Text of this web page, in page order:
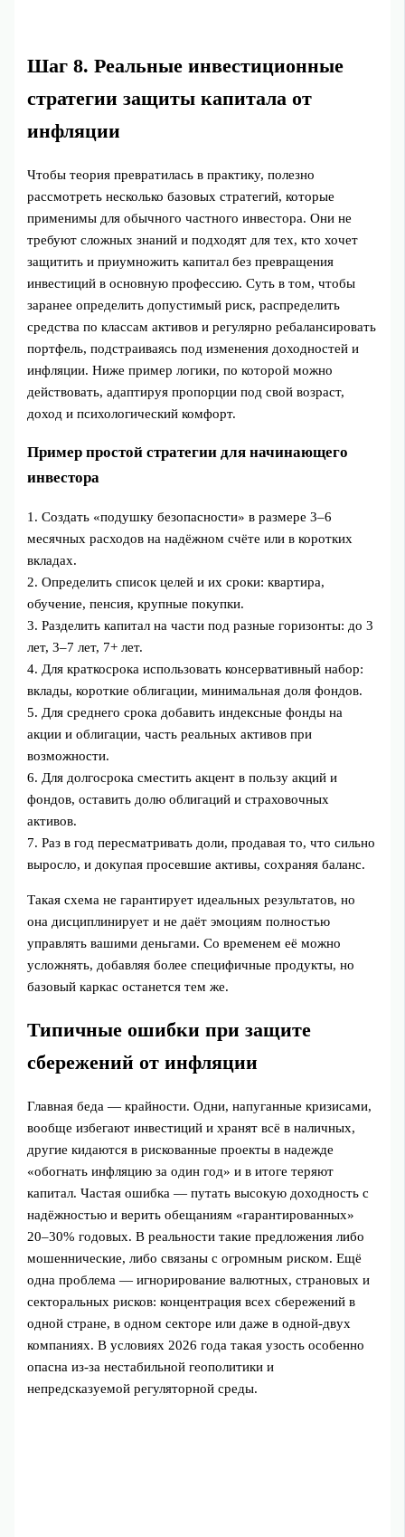
Шаг 8. Реальные инвестиционные
стратегии защиты капитала от
инфляции
Чтобы теория превратилась в практику, полезно
рассмотреть несколько базовых стратегий, которые
применимы для обычного частного инвестора. Они не
требуют сложных знаний и подходят для тех, кто хочет
защитить и приумножить капитал без превращения
инвестиций в основную профессию. Суть в том, чтобы
заранее определить допустимый риск, распределить
средства по классам активов и регулярно ребалансировать
портфель, подстраиваясь под изменения доходностей и
инфляции. Ниже пример логики, по которой можно
действовать, адаптируя пропорции под свой возраст,
доход и психологический комфорт.
Пример простой стратегии для начинающего
инвестора
1. Создать «подушку безопасности» в размере 3–6
месячных расходов на надёжном счёте или в коротких
вкладах.
2. Определить список целей и их сроки: квартира,
обучение, пенсия, крупные покупки.
3. Разделить капитал на части под разные горизонты: до 3
лет, 3–7 лет, 7+ лет.
4. Для краткосрока использовать консервативный набор:
вклады, короткие облигации, минимальная доля фондов.
5. Для среднего срока добавить индексные фонды на
акции и облигации, часть реальных активов при
возможности.
6. Для долгосрока сместить акцент в пользу акций и
фондов, оставить долю облигаций и страховочных
активов.
7. Раз в год пересматривать доли, продавая то, что сильно
выросло, и докупая просевшие активы, сохраняя баланс.
Такая схема не гарантирует идеальных результатов, но
она дисциплинирует и не даёт эмоциям полностью
управлять вашими деньгами. Со временем её можно
усложнять, добавляя более специфичные продукты, но
базовый каркас останется тем же.
Типичные ошибки при защите
сбережений от инфляции
Главная беда — крайности. Одни, напуганные кризисами,
вообще избегают инвестиций и хранят всё в наличных,
другие кидаются в рискованные проекты в надежде
«обогнать инфляцию за один год» и в итоге теряют
капитал. Частая ошибка — путать высокую доходность с
надёжностью и верить обещаниям «гарантированных»
20–30% годовых. В реальности такие предложения либо
мошеннические, либо связаны с огромным риском. Ещё
одна проблема — игнорирование валютных, страновых и
секторальных рисков: концентрация всех сбережений в
одной стране, в одном секторе или даже в одной-двух
компаниях. В условиях 2026 года такая узость особенно
опасна из‑за нестабильной геополитики и
непредсказуемой регуляторной среды.